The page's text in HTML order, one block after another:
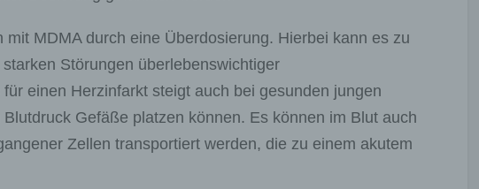
MDMA durch eine Überdosierung. Hierbei kann es zu
Störungen überlebenswichtiger
einen Herzinfarkt steigt auch bei gesunden jungen
Gefäße platzen können. Es können im Blut auch
Zellen transportiert werden, die zu einem akutem